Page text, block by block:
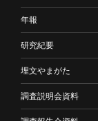
年報
研究紀要
埋文やまがた
調査説明会資料